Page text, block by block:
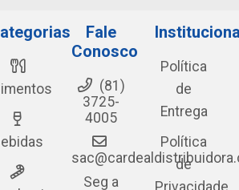
Fale
Conosco
(81)
3725-
4005
Seg a
Política
de
Entrega
Política
de
Privacidade